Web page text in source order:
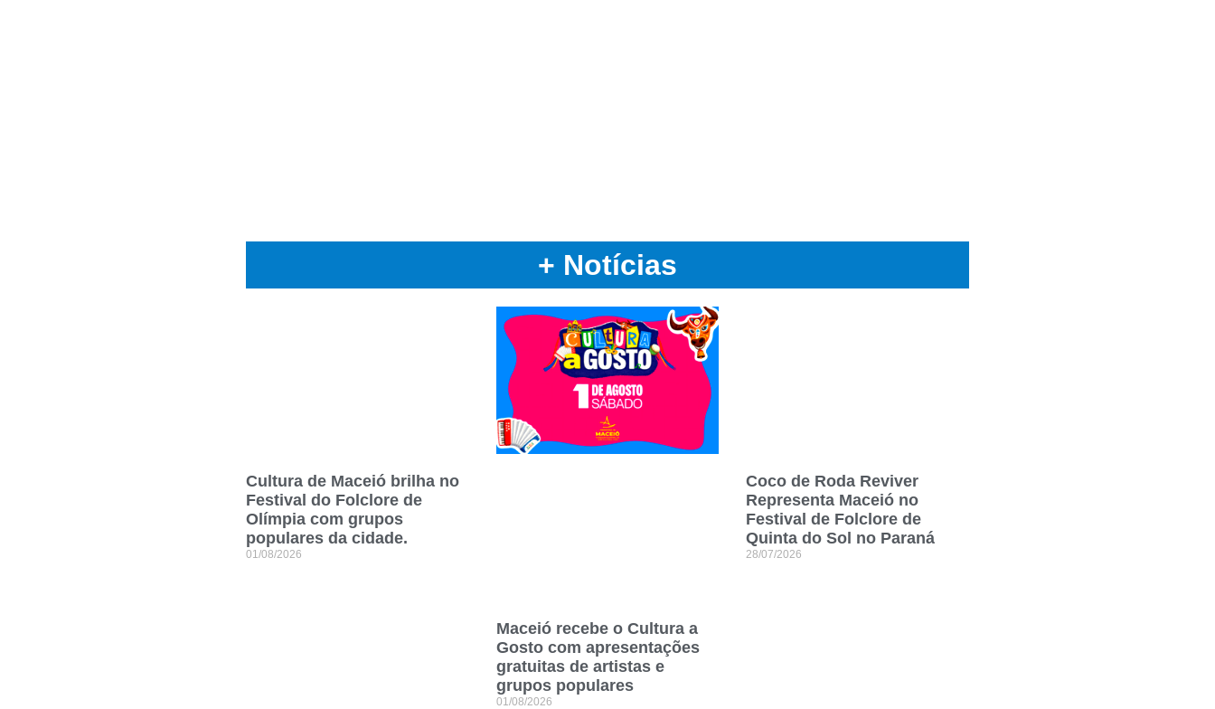
+ Notícias
Cultura de Maceió brilha no
Festival do Folclore de
Olímpia com grupos
populares da cidade.
01/08/2026
Maceió recebe o Cultura a
Gosto com apresentações
gratuitas de artistas e
grupos populares
01/08/2026
Coco de Roda Reviver
Representa Maceió no
Festival de Folclore de
Quinta do Sol no Paraná
28/07/2026